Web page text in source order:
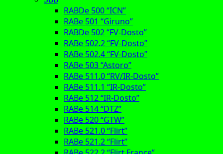
RABDe 500 “ICN”
RABe 501 “Giruno”
RABDe 502 “FV-Dosto”
RABe 502.2 “FV-Dosto”
RABe 502.4 “FV-Dosto”
RABe 503 “Astoro”
RABe 511.0 “RV/IR-Dosto”
RABe 511.1 “IR-Dosto”
RABe 512 “IR-Dosto”
RABe 514 “DTZ”
RABe 520 “GTW”
RABe 521.0 “Flirt”
RABe 521.2 “Flirt”